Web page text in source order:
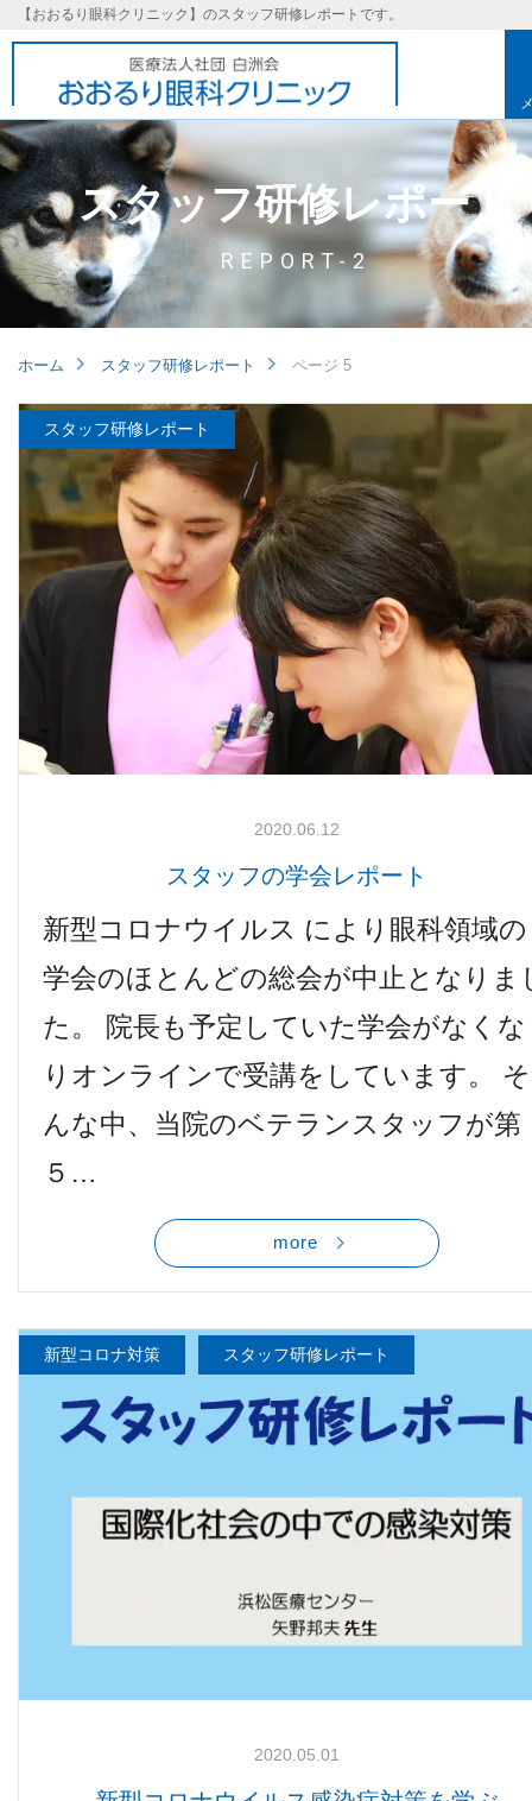
【おおるり眼科クリニック】のスタッフ研修レポートです。
基本理念
取り組み
検査機器のご紹介
ご予約について
他病院との連携
子どもの近視
視能訓練士メッセージ
学会レポート
スタッフ研修レポート
REPORT-2
ホーム スタッフ研修レポート ページ 5
スタッフ研修レポート
2020.06.12
スタッフの学会レポート
新型コロナウイルス により眼科領域の
学会のほとんどの総会が中止となりま
た。 院長も予定していた学会がなくな
りオンラインで受講をしています。 そ
んな中、当院のベテランスタッフが第
５…
more
新型コロナ対策 スタッフ研修レポート
2020.05.01